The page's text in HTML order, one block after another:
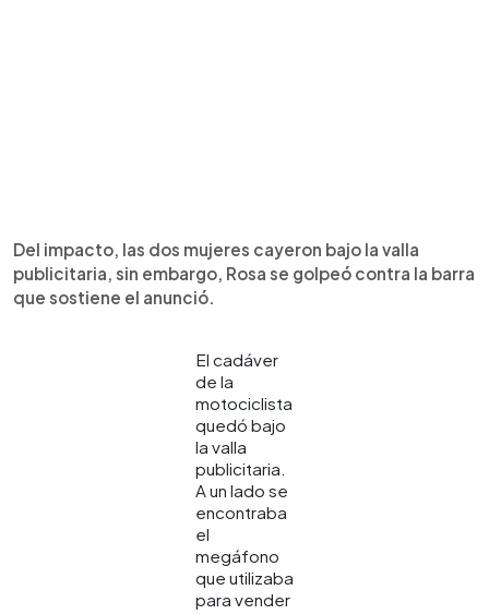
Del impacto, las dos mujeres cayeron bajo la valla
publicitaria, sin embargo, Rosa se golpeó contra la barra
que sostiene el anunció.
El cadáver
de la
motociclista
quedó bajo
la valla
publicitaria.
A un lado se
encontraba
el
megáfono
que utilizaba
para vender